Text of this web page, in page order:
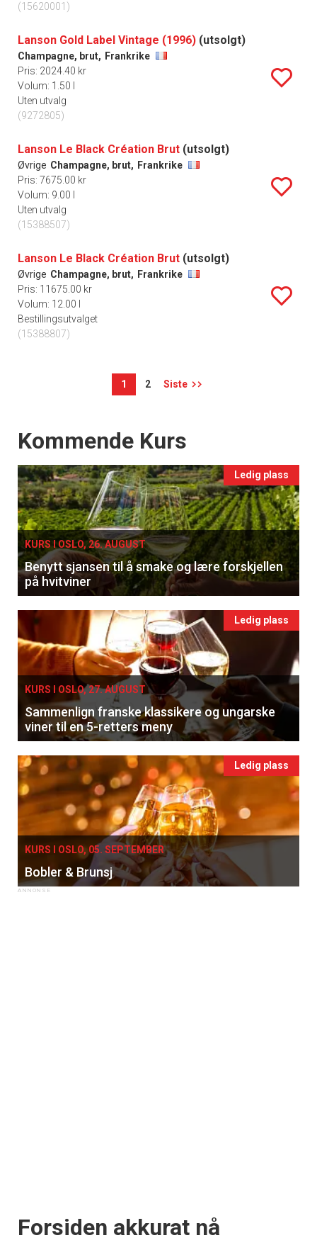
(15620001)
Lanson Gold Label Vintage (1996) (utsolgt)
Champagne, brut, Frankrike
Pris: 2024.40 kr
Volum: 1.50 l
Uten utvalg
(9272805)
Lanson Le Black Création Brut (utsolgt)
Øvrige Champagne, brut, Frankrike
Pris: 7675.00 kr
Volum: 9.00 l
Uten utvalg
(15388507)
Lanson Le Black Création Brut (utsolgt)
Øvrige Champagne, brut, Frankrike
Pris: 11675.00 kr
Volum: 12.00 l
Bestillingsutvalget
(15388807)
1 2 Siste
Events
Kommende Kurs
Ledig plass
KURS I OSLO, 26. AUGUST
Benytt sjansen til å smake og lære forskjellen
på hvitviner
Ledig plass
KURS I OSLO, 27. AUGUST
Sammenlign franske klassikere og ungarske
viner til en 5-retters meny
Ledig plass
KURS I OSLO, 05. SEPTEMBER
Bobler & Brunsj
Forsiden akkurat nå